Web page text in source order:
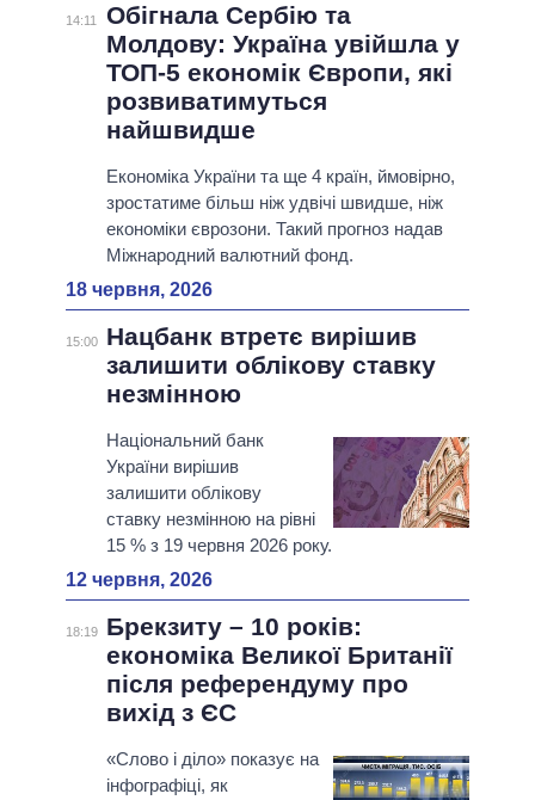
14:11
Обігнала Сербію та
Молдову: Україна увійшла у
ТОП-5 економік Європи, які
розвиватимуться
найшвидше
Економіка України та ще 4 країн, ймовірно,
зростатиме більш ніж удвічі швидше, ніж
економіки єврозони. Такий прогноз надав
Міжнародний валютний фонд.
18 червня, 2026
15:00
Нацбанк втретє вирішив
залишити облікову ставку
незмінною
Національний банк
України вирішив
залишити облікову
ставку незмінною на рівні
15 % з 19 червня 2026 року.
12 червня, 2026
18:19
Брекзиту – 10 років:
економіка Великої Британії
після референдуму про
вихід з ЄС
«Слово і діло» показує на
інфографіці, як